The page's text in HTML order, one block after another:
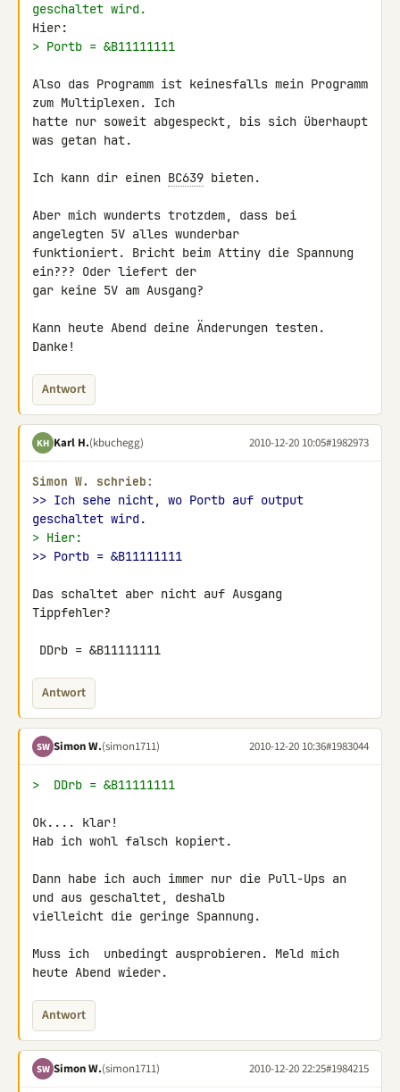
geschaltet wird.
> Portb = &B11111111
Also das Programm ist keinesfalls mein Programm
zum Multiplexen. Ich
hatte nur soweit abgespeckt, bis sich überhaupt
was getan hat.
Ich kann dir einen BC639 bieten.
Aber mich wunderts trotzdem, dass bei
angelegten 5V alles wunderbar
funktioniert. Bricht beim Attiny die Spannung
ein??? Oder liefert der
gar keine 5V am Ausgang?
Kann heute Abend deine Änderungen testen.
Danke!
Antwort
KH Karl H.(kbuchegg) 2010-12-20 10:05#1982973
Simon W. schrieb:
>> Ich sehe nicht, wo Portb auf output
geschaltet wird.
> Hier:
>> Portb = &B11111111
Das schaltet aber nicht auf Ausgang
Tippfehler?
DDrb = &B11111111
Antwort
SW Simon W.(simon1711) 2010-12-20 10:36#1983044
>  DDrb = &B11111111
Ok.... klar!
Hab ich wohl falsch kopiert.
Dann habe ich auch immer nur die Pull-Ups an
und aus geschaltet, deshalb
vielleicht die geringe Spannung.
Muss ich  unbedingt ausprobieren. Meld mich
heute Abend wieder.
Antwort
SW Simon W.(simon1711) 2010-12-20 22:25#1984215